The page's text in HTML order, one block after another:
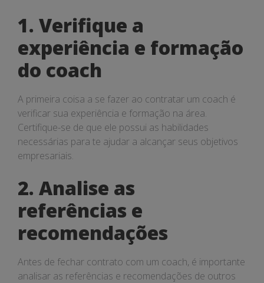
1. Verifique a
experiência e formação
do coach
A primeira coisa a se fazer ao contratar um coach é
verificar sua experiência e formação na área.
Certifique-se de que ele possui as habilidades
necessárias para te ajudar a alcançar seus objetivos
empresariais.
2. Analise as
referências e
recomendações
Antes de fechar contrato com um coach, é importante
analisar as referências e recomendações de outros